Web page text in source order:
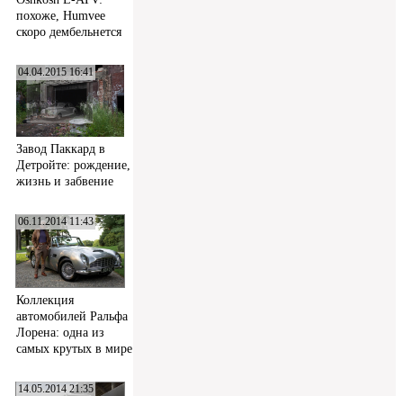
похоже, Humvee
скоро дембельнется
04.04.2015 16:41
Завод Паккард в
Детройте: рождение,
жизнь и забвение
06.11.2014 11:43
Коллекция
автомобилей Ральфа
Лорена: одна из
самых крутых в мире
14.05.2014 21:35